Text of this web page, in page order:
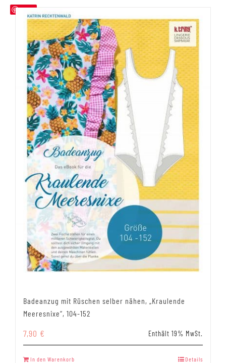
Save
Badeanzug mit Rüschen selber nähen, „Kraulende
Meeresnixe“, 104-152
7,90 € Enthält 19% MwSt.
In den Warenkorb Details